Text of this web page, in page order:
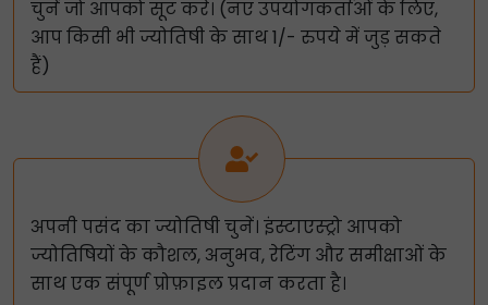
चुनें जो आपको सूट करे। (नए उपयोगकर्ताओं के लिए,
आप किसी भी ज्योतिषी के साथ 1/- रुपये में जुड़ सकते
हैं)
अपनी पसंद का ज्योतिषी चुनें। इंस्टाएस्ट्रो आपको
ज्योतिषियों के कौशल, अनुभव, रेटिंग और समीक्षाओं के
साथ एक संपूर्ण प्रोफ़ाइल प्रदान करता है।